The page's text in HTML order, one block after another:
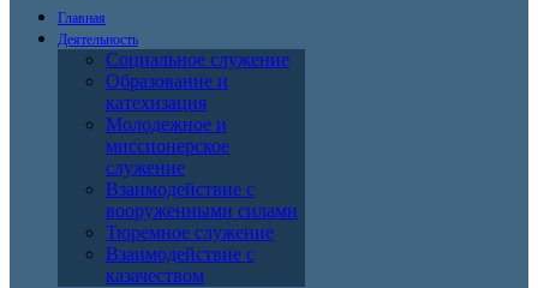
Главная
Деятельность
Социальное служение
Образование и
катехизация
Молодежное и
миссионерское
служение
Взаимодействие с
вооруженными силами
Тюремное служение
Взаимодействие с
казачеством